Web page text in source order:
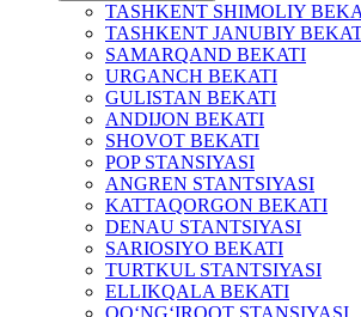
TASHKENT SHIMOLIY
TASHKENT JANUBIY
SAMARQAND BEKATI
URGANCH BEKATI
GULISTAN BEKATI
ANDIJON BEKATI
SHOVOT BEKATI
POP STANSIYASI
ANGREN STANTSIYASI
KATTAQORGON BEKATI
DENAU STANTSIYASI
SARIOSIYO BEKATI
TURTKUL STANTSIYASI
ELLIKQALA BEKATI